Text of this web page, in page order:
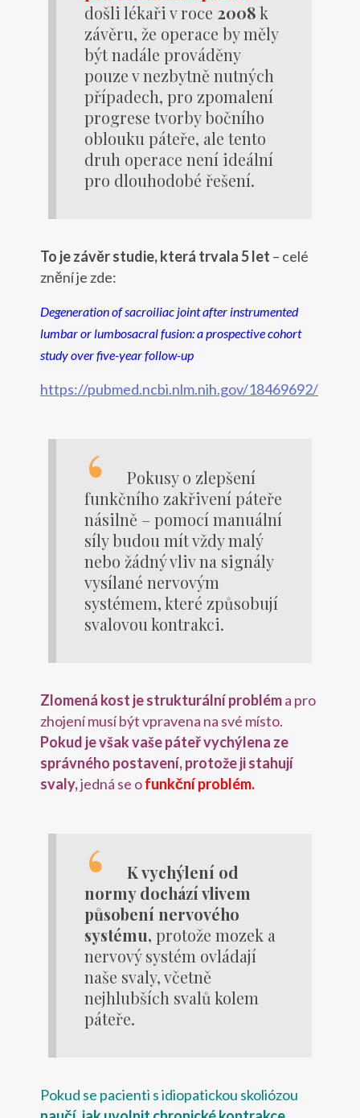
došli lékaři v roce 2008k
závěru, že operace by měly
být nadále prováděny
pouze v nezbytně nutných
případech, pro zpomalení
progrese tvorby bočního
oblouku páteře, ale tento
druh operace není ideální
pro dlouhodobé řešení.
To je závěr studie, která trvala 5 let – celé
znění je zde:
Degeneration of sacroiliac joint after instrumented
lumbar or lumbosacral fusion: a prospective cohort
study over five-year follow-up
https://pubmed.ncbi.nlm.nih.gov/18469692/
Pokusy o zlepšení
funkčního zakřivení páteře
násilně – pomocí manuální
síly budou mít vždy malý
nebo žádný vliv na signály
vysílané nervovým
systémem, které způsobují
svalovou kontrakci.
Zlomená kost je strukturální probléma pro
zhojení musí být vpravena na své místo.
Pokud je však vaše páteř vychýlena ze
správného postavení, protože ji stahují
svaly,jedná se ofunkční problém.
K vychýlení od
normy dochází vlivem
působení nervového
systému, protože mozek a
nervový systém ovládají
naše svaly, včetně
nejhlubších svalů kolem
páteře.
Pokud se pacienti s idiopatickou skoliózou